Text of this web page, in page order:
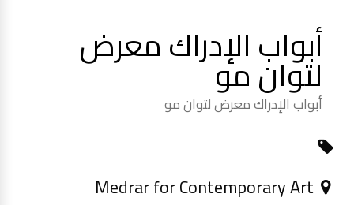
أبواب الإدراك معرض
لتوان مو
أبواب الإدراك معرض لتوان مو
Medrar for Contemporary Art